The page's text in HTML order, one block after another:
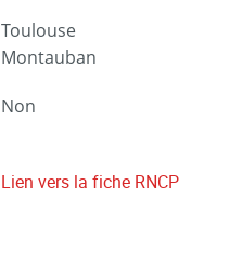
Toulouse
Montauban
Non
Lien vers la fiche RNCP